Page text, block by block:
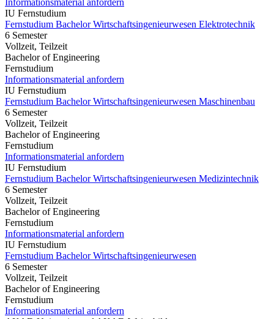
Informationsmaterial anfordern
IU Fernstudium
Fernstudium Bachelor Wirtschaftsingenieurwesen Elektrotechnik
6 Semester
Vollzeit, Teilzeit
Bachelor of Engineering
Fernstudium
Informationsmaterial anfordern
IU Fernstudium
Fernstudium Bachelor Wirtschaftsingenieurwesen Maschinenbau
6 Semester
Vollzeit, Teilzeit
Bachelor of Engineering
Fernstudium
Informationsmaterial anfordern
IU Fernstudium
Fernstudium Bachelor Wirtschaftsingenieurwesen Medizintechnik
6 Semester
Vollzeit, Teilzeit
Bachelor of Engineering
Fernstudium
Informationsmaterial anfordern
IU Fernstudium
Fernstudium Bachelor Wirtschaftsingenieurwesen
6 Semester
Vollzeit, Teilzeit
Bachelor of Engineering
Fernstudium
Informationsmaterial anfordern